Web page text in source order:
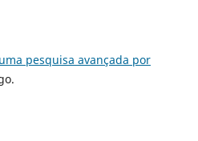
pesquisa avançada por